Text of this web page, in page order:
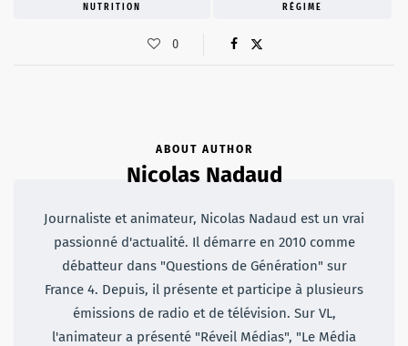
NUTRITION RÉGIME
0
ABOUT AUTHOR
Nicolas Nadaud
Journaliste et animateur, Nicolas Nadaud est un vrai
passionné d'actualité. Il démarre en 2010 comme
débatteur dans "Questions de Génération" sur
France 4. Depuis, il présente et participe à plusieurs
émissions de radio et de télévision. Sur VL,
l'animateur a présenté "Réveil Médias", "Le Média